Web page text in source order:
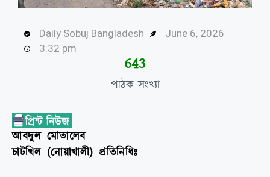
Daily Sobuj Bangladesh
June 6, 2026
3:32 pm
পাঠক সংখ্যা
645
আবদুল মোতালেব
চাটখিল (নোয়াখালী) প্রতিনিধিঃ